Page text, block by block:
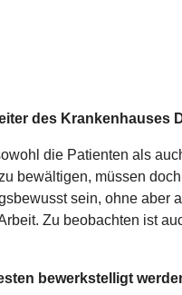
des Krankenhauses
die Patienten als
bewältigen, müssen
sein, ohne aber
Zu beobachten ist
bewerkstelligt